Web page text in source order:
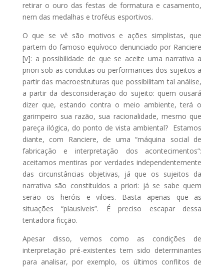
retirar o ouro das festas de formatura e casamento,
nem das medalhas e troféus esportivos.
O que se vê são motivos e ações simplistas, que
partem do famoso equívoco denunciado por Ranciere
[v]: a possibilidade de que se aceite uma narrativa a
priori sob as condutas ou performances dos sujeitos a
partir das macroestruturas que possibilitam tal análise,
a partir da desconsideração do sujeito: quem ousará
dizer que, estando contra o meio ambiente, terá o
garimpeiro sua razão, sua racionalidade, mesmo que
pareça ilógica, do ponto de vista ambiental? Estamos
diante, com Ranciere, de uma “máquina social de
fabricação e interpretação dos acontecimentos”:
aceitamos mentiras por verdades independentemente
das circunstâncias objetivas, já que os sujeitos da
narrativa são constituídos a priori: já se sabe quem
serão os heróis e vilões. Basta apenas que as
situações “plausíveis”. É preciso escapar dessa
tentadora ficção.
Apesar disso, vemos como as condições de
interpretação pré-existentes tem sido determinantes
para analisar, por exemplo, os últimos conflitos de